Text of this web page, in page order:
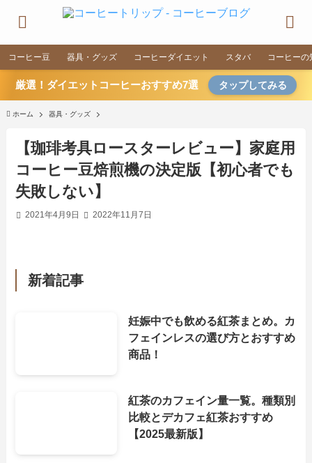
コーヒー豆 器具・グッズ コーヒーダイエット スタバ コーヒーの
厳選！ダイエットコーヒーおすすめ7選 タップしてみる
ホーム 器具・グッズ
【珈琲考具ロースターレビュー】家庭用
コーヒー豆焙煎機の決定版【初心者でも
失敗しない】
2021年4月9日 2022年11月7日
新着記事
妊娠中でも飲める紅茶まとめ。カ
フェインレスの選び方とおすすめ
商品！
紅茶のカフェイン量一覧。種類別
比較とデカフェ紅茶おすすめ
【2025最新版】